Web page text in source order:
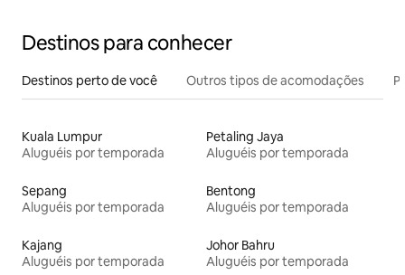
Destinos para conhecer
Destinos perto de você Outros tipos de acomodações
Kuala Lumpur
Aluguéis por temporada
Petaling Jaya
Aluguéis por temporada
Sepang
Aluguéis por temporada
Bentong
Aluguéis por temporada
Kajang
Aluguéis por temporada
Johor Bahru
Aluguéis por temporada